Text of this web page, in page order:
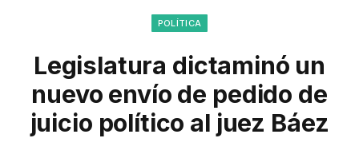
POLÍTICA
Legislatura dictaminó un
nuevo envío de pedido de
juicio político al juez Báez